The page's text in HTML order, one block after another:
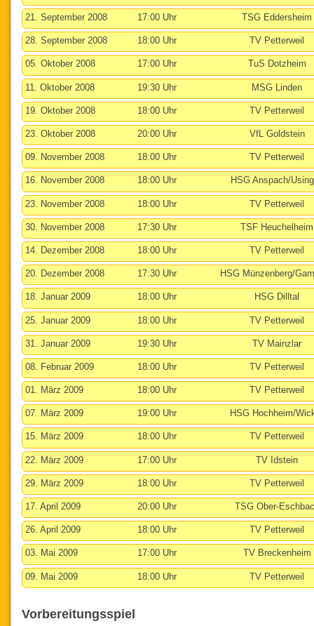
21. September 2008 17:00 Uhr TSG Eddersheim
28. September 2008 18:00 Uhr TV Petterweil
05. Oktober 2008 17:00 Uhr TuS Dotzheim
11. Oktober 2008 19:30 Uhr MSG Linden
19. Oktober 2008 18:00 Uhr TV Petterweil
23. Oktober 2008 20:00 Uhr VfL Goldstein
09. November 2008 18:00 Uhr TV Petterweil
16. November 2008 18:00 Uhr HSG Anspach/
23. November 2008 18:00 Uhr TV Petterweil
30. November 2008 17:30 Uhr TSF Heuchelheim
14. Dezember 2008 18:00 Uhr TV Petterweil
20. Dezember 2008 17:30 Uhr HSG Münzenberg/
18. Januar 2009 18:00 Uhr HSG Dilltal
25. Januar 2009 18:00 Uhr TV Petterweil
31. Januar 2009 19:30 Uhr TV Mainzlar
08. Februar 2009 18:00 Uhr TV Petterweil
01. März 2009 18:00 Uhr TV Petterweil
07. März 2009 19:00 Uhr HSG Hochheim/
15. März 2009 18:00 Uhr TV Petterweil
22. März 2009 17:00 Uhr TV Idstein
29. März 2009 18:00 Uhr TV Petterweil
17. April 2009 20:00 Uhr TSG Ober-
26. April 2009 18:00 Uhr TV Petterweil
03. Mai 2009 17:00 Uhr TV Breckenheim
09. Mai 2009 18:00 Uhr TV Petterweil
Vorbereitungsspiel